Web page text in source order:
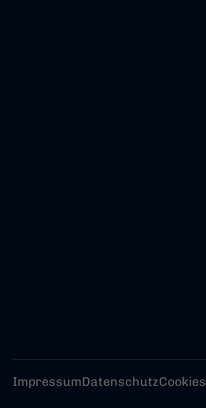
ImpressumDatenschutzCookies